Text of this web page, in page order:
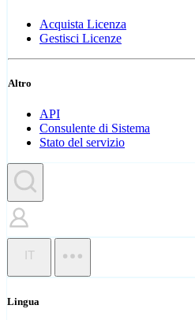
Acquista Licenza
Gestisci Licenze
Altro
API
Consulente di Sistema
Stato del servizio
IT
Lingua